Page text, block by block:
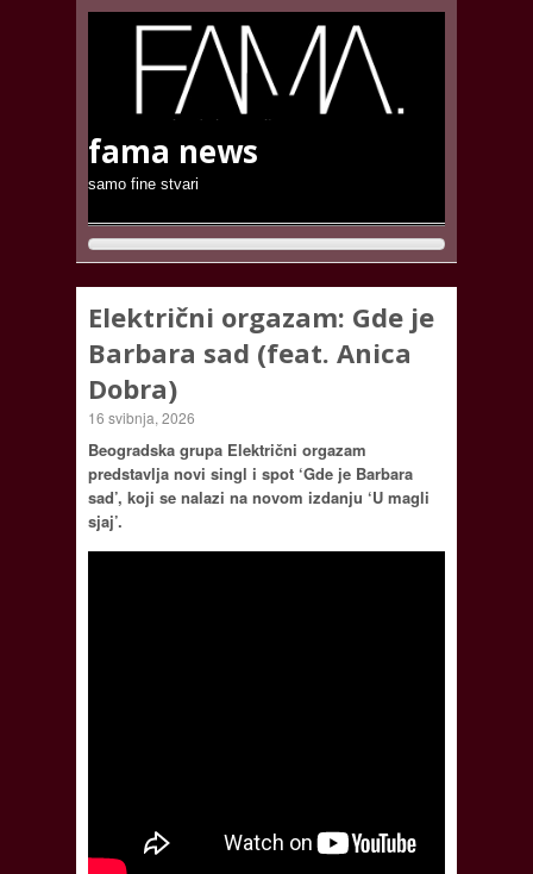
fama news
samo fine stvari
Električni orgazam: Gde je
Barbara sad (feat. Anica
Dobra)
16 svibnja, 2026
Beogradska grupa Električni orgazam
predstavlja novi singl i spot ‘Gde je Barbara
sad’, koji se nalazi na novom izdanju ‘U magli
sjaj’.